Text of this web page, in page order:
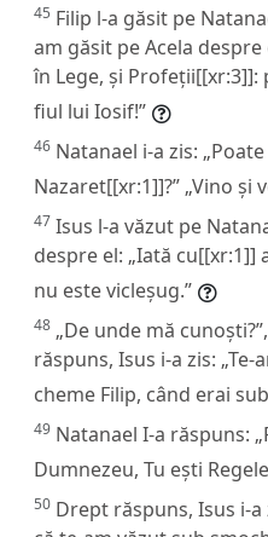
45 Filip l-a găsit pe
am găsit pe Acela
în Lege, și Profeții[[xr:3]]:
fiul lui Iosif!”
46 Natanael i-a zis:
Nazaret[[xr:1]]?” „Vino și
47 Isus l-a văzut pe
despre el: „Iată
nu este vicleșug.”
48 „De unde mă
răspuns, Isus i-a zis:
cheme Filip, când erai
49 Natanael I-a răspuns:
Dumnezeu, Tu ești
50 Drept răspuns, Isus i-